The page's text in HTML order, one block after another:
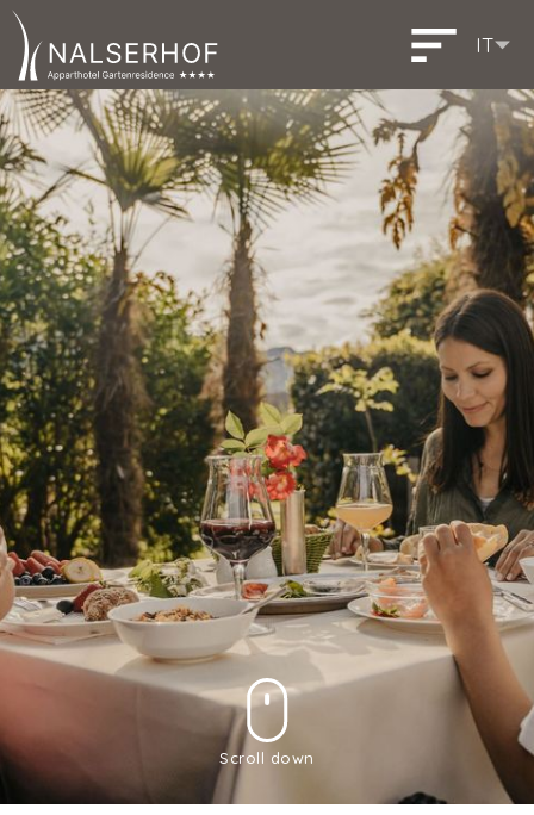
IT
DE
Deutsch
EN
English
Scroll down